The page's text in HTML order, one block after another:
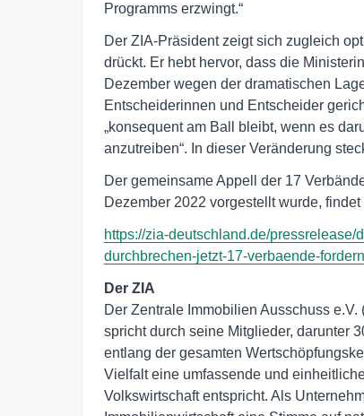
Programms erzwingt.“
Der ZIA-Präsident zeigt sich zugleich
drückt. Er hebt hervor, dass die
Dezember wegen der dramatischen
Entscheiderinnen und Entscheider
„konsequent am Ball bleibt, wenn es
anzutreiben“. In dieser Veränderung
Der gemeinsame Appell der 17
Dezember 2022 vorgestellt wurde, findet
https://zia-deutschland.de/
durchbrechen-jetzt-17-verbaende-
Der ZIA
Der Zentrale Immobilien Ausschuss
spricht durch seine Mitglieder, darunter
entlang der gesamten
Vielfalt eine umfassende und
Volkswirtschaft entspricht. Als